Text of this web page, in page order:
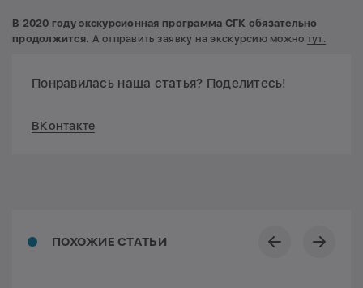
В 2020 году экскурсионная программа СГК обязательно
продолжится. А отправить заявку на экскурсию можно тут.
Понравилась наша статья? Поделитесь!
ВКонтакте
ПОХОЖИЕ СТАТЬИ